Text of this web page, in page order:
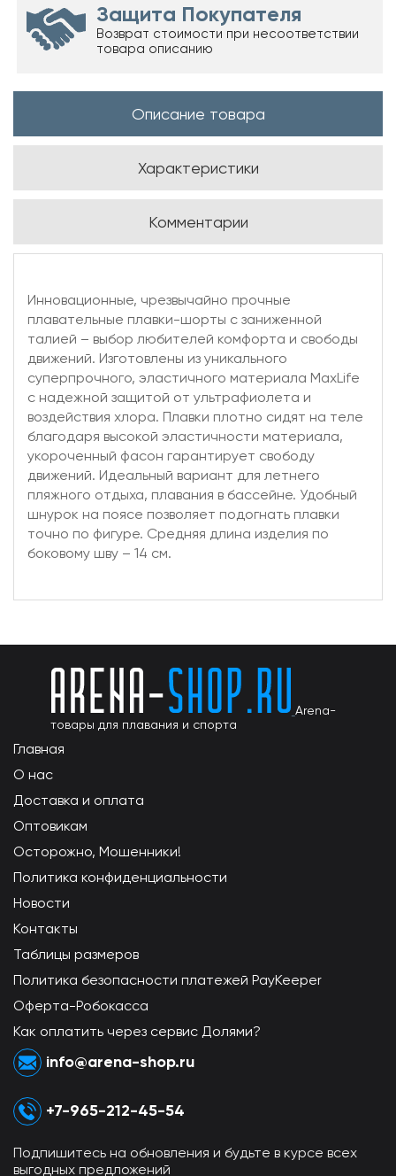
Защита Покупателя
Возврат стоимости при несоответствии
товара описанию
Описание товара
Характеристики
Комментарии
Инновационные, чрезвычайно прочные
плавательные плавки-шорты с заниженной
талией – выбор любителей комфорта и свободы
движений. Изготовлены из уникального
суперпрочного, эластичного материала MaxLife
с надежной защитой от ультрафиолета и
воздействия хлора. Плавки плотно сидят на теле
благодаря высокой эластичности материала,
укороченный фасон гарантирует свободу
движений. Идеальный вариант для летнего
пляжного отдыха, плавания в бассейне. Удобный
шнурок на поясе позволяет подогнать плавки
точно по фигуре. Средняя длина изделия по
боковому шву – 14 см.
Arena-
товары для плавания и спорта
Главная
О нас
Доставка и оплата
Оптовикам
Осторожно, Мошенники!
Политика конфиденциальности
Новости
Контакты
Таблицы размеров
Политика безопасности платежей PayKeeper
Оферта-Робокасса
Как оплатить через сервис Долями?
info@arena-shop.ru
+7-965-212-45-54
Подпишитесь на обновления и будьте в курсе всех
выгодных предложений